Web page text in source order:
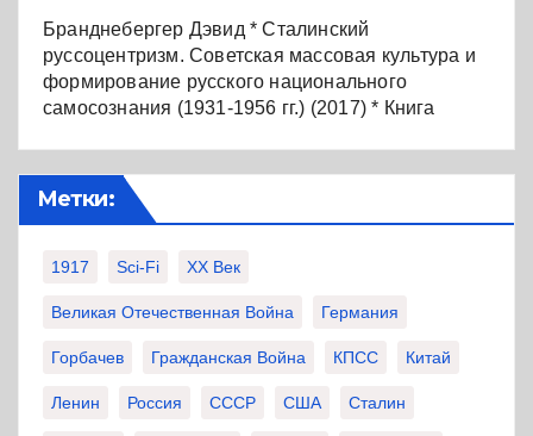
Бранднебергер Дэвид * Сталинский
руссоцентризм. Советская массовая культура и
формирование русского национального
самосознания (1931-1956 гг.) (2017) * Книга
Метки:
1917 Sci-Fi XX Век
Великая Отечественная Война Германия
Горбачев Гражданская Война КПСС Китай
Ленин Россия СССР США Сталин